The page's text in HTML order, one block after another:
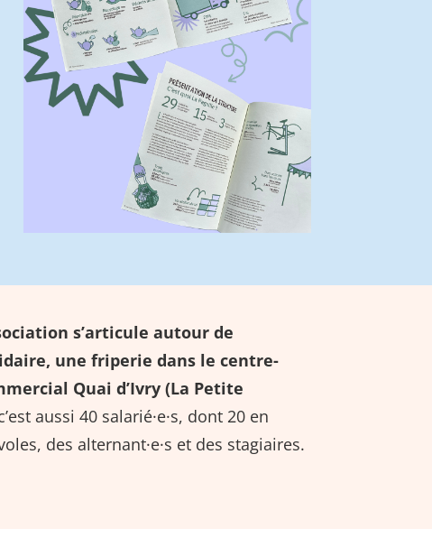
s’articule autour de
, une friperie dans le centre-
Quai d’Ivry (La Petite
aussi 40 salarié·e·s, dont 20 en
des alternant·e·s et des stagiaires.